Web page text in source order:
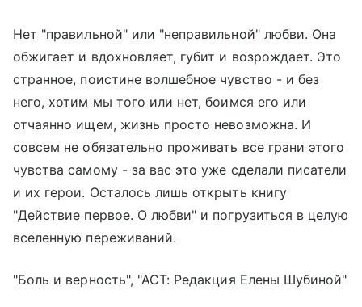
Нет "правильной" или "неправильной" любви. Она
обжигает и вдохновляет, губит и возрождает. Это
странное, поистине волшебное чувство - и без
него, хотим мы того или нет, боимся его или
отчаянно ищем, жизнь просто невозможна. И
совсем не обязательно проживать все грани этого
чувства самому - за вас это уже сделали писатели
и их герои. Осталось лишь открыть книгу
"Действие первое. О любви" и погрузиться в целую
вселенную переживаний.
"Боль и верность", "АСТ: Редакция Елены Шубиной"